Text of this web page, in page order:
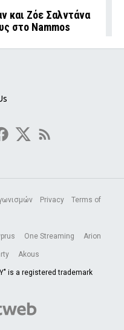
και Ζόε Σαλντάνα
στο Nammos
Privacy Terms of
One Streaming Arion
Akous
is a registered trademark